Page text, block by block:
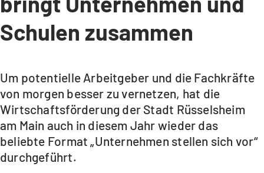
Schulen zusammen
Um potentielle Arbeitgeber und die Fachkräfte
von morgen besser zu vernetzen, hat die
Wirtschaftsförderung der Stadt Rüsselsheim
am Main auch in diesem Jahr wieder das
beliebte Format „Unternehmen stellen sich vor“
durchgeführt.